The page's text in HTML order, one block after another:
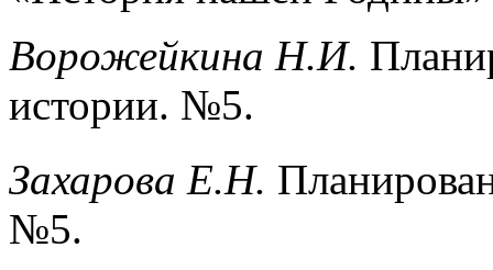
Ворожейкина Н.И.
истории. №5.
Захарова Е.Н.
№5.